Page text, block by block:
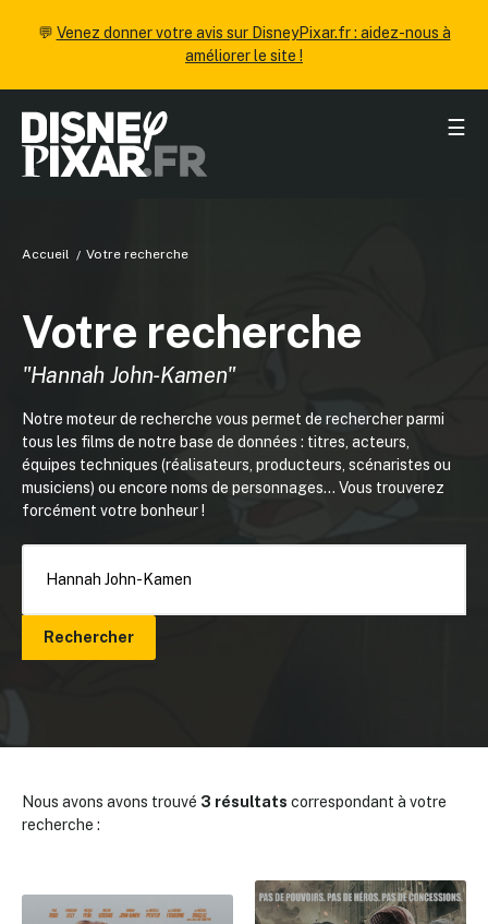
💬 Venez donner votre avis sur DisneyPixar.fr : aidez-nous à
améliorer le site !
☰
Accueil Votre recherche
Votre recherche
"Hannah John-Kamen"
Notre moteur de recherche vous permet de rechercher parmi
tous les films de notre base de données : titres, acteurs,
équipes techniques (réalisateurs, producteurs, scénaristes ou
musiciens) ou encore noms de personnages... Vous trouverez
forcément votre bonheur !
Rechercher
Nous avons avons trouvé 3 résultats correspondant à votre
recherche :